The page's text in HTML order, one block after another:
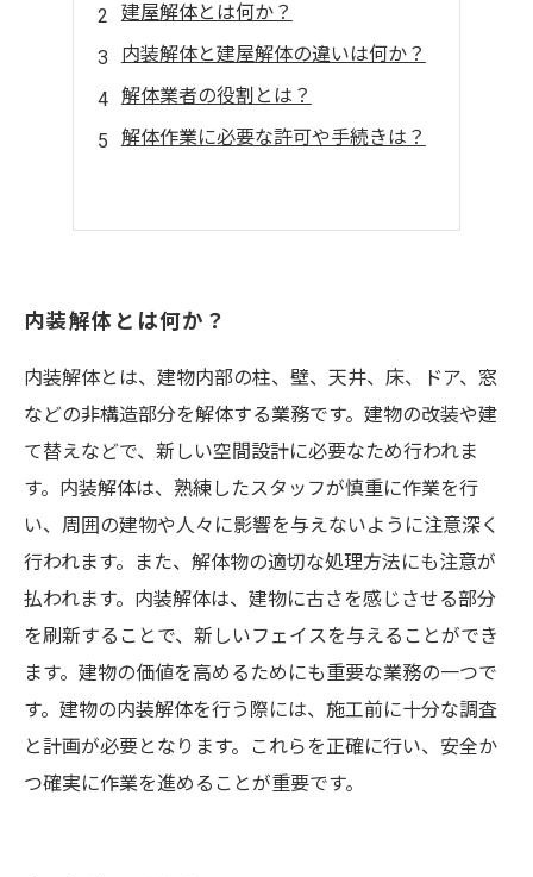
建屋解体とは何か？
内装解体と建屋解体の違いは何か？
解体業者の役割とは？
解体作業に必要な許可や手続きは？
内装解体とは何か？
内装解体とは、建物内部の柱、壁、天井、床、ドア、窓
などの非構造部分を解体する業務です。建物の改装や建
て替えなどで、新しい空間設計に必要なため行われま
す。内装解体は、熟練したスタッフが慎重に作業を行
い、周囲の建物や人々に影響を与えないように注意深く
行われます。また、解体物の適切な処理方法にも注意が
払われます。内装解体は、建物に古さを感じさせる部分
を刷新することで、新しいフェイスを与えることができ
ます。建物の価値を高めるためにも重要な業務の一つで
す。建物の内装解体を行う際には、施工前に十分な調査
と計画が必要となります。これらを正確に行い、安全か
つ確実に作業を進めることが重要です。